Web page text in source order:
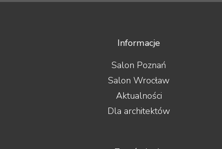
Informacje
Salon Poznań
Salon Wrocław
Aktualności
Dla architektów